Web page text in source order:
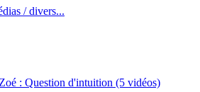
/ divers...
: Question d'intuition (5 vidéos)